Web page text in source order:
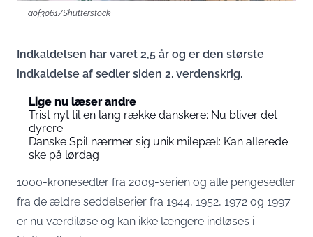
aof3061/Shutterstock
Indkaldelsen har varet 2,5 år og er den største
indkaldelse af sedler siden 2. verdenskrig.
Lige nu læser andre
Trist nyt til en lang række danskere: Nu bliver det
dyrere
Danske Spil nærmer sig unik milepæl: Kan allerede
ske på lørdag
1000-kronesedler fra 2009-serien og alle pengesedler
fra de ældre seddelserier fra 1944, 1952, 1972 og 1997
er nu værdiløse og kan ikke længere indløses i